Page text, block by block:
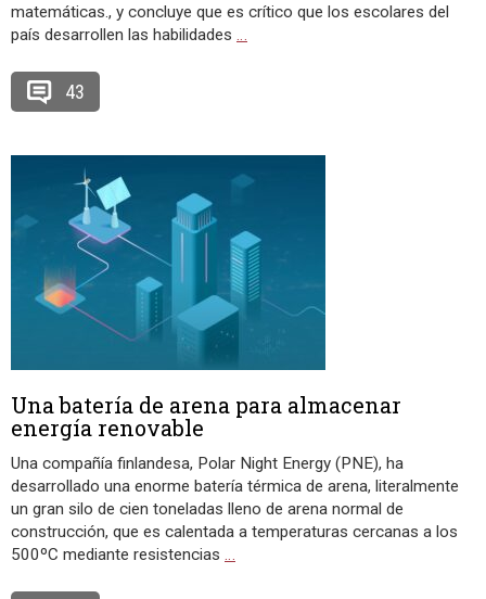
matemáticas., y concluye que es crítico que los escolares del
país desarrollen las habilidades …
43
Una batería de arena para almacenar
energía renovable
Una compañía finlandesa, Polar Night Energy (PNE), ha
desarrollado una enorme batería térmica de arena, literalmente
un gran silo de cien toneladas lleno de arena normal de
construcción, que es calentada a temperaturas cercanas a los
500ºC mediante resistencias …